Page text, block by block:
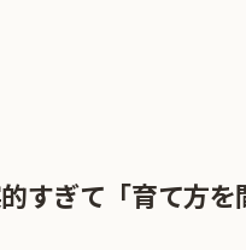
すぎて「育て方を